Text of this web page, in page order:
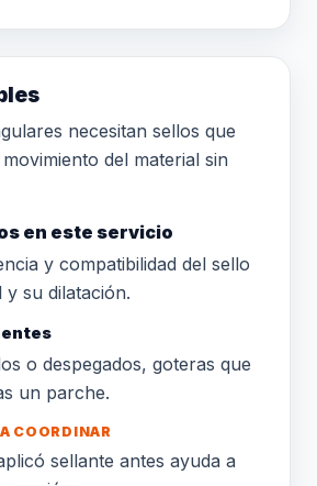
necesitan sellos que
del material sin
en este servicio
y compatibilidad del sello
su dilatación.
o despegados, goteras que
un parche.
COORDINAR
sellante antes ayuda a